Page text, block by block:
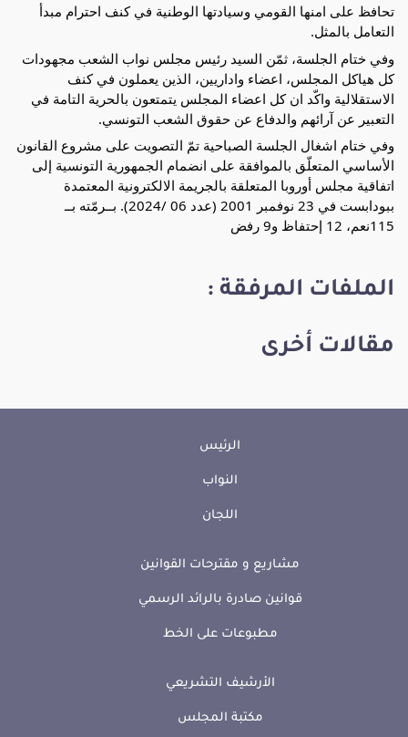
تحافظ على امنها القومي وسيادتها الوطنية في كنف احترام مبدأ
التعامل بالمثل.
وفي ختام الجلسة، ثمّن السيد رئيس مجلس نواب الشعب مجهودات
كل هياكل المجلس، اعضاء واداريين، الذين يعملون في كنف
الاستقلالية واكّد ان كل اعضاء المجلس يتمتعون بالحرية التامة في
التعبير عن آرائهم والدفاع عن حقوق الشعب التونسي.
وفي ختام اشغال الجلسة الصباحية تمّ التصويت على مشروع القانون
الأساسي المتعلّق بالموافقة على انضمام الجمهورية التونسية إلى
اتفاقية مجلس أوروبا المتعلقة بالجريمة الالكترونية المعتمدة
ببودابست في 23 نوفمبر 2001 (عدد 06 /2024). بــرمّته بــ
115نعم، 12 إحتفاظ و9 رفض
الملفات المرفقة :
مقالات أخرى
الرئيس
النواب
اللجان
مشاريع و مقترحات القوانين
قوانين صادرة بالرائد الرسمي
مطبوعات على الخط
الأرشيف التشريعي
مكتبة المجلس